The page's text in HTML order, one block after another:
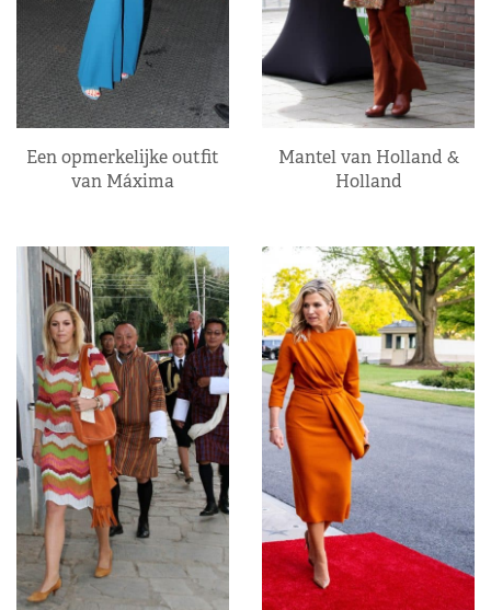
Een opmerkelijke outfit
van Máxima
Mantel van Holland &
Holland